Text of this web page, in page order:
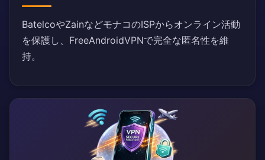
BatelcoやZainなどモナコのISPからオンライン活動
を保護し、FreeAndroidVPNで完全な匿名性を維
持。